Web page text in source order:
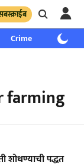
Crime साप्ताहिक
farming
शोधण्याची पद्धत